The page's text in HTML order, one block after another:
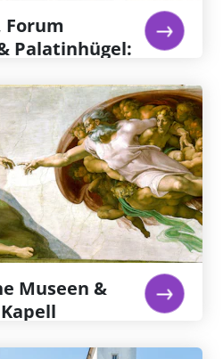
Forum
Palatinhügel:
Weiterlesen...
Museen &
Museen &
Sixtinische Kapell
Fresken in der Sixtinischen
gelten gemeinhin als das
erschaffene Kunstwerk –
den Eintritt in die Sixtinische
Ticket für die Vatikanischen
Museen wert
Weiterlesen...